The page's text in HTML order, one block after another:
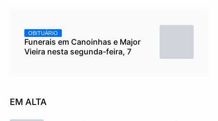
OBITUÁRIO
Funerais em Canoinhas e Major
Vieira nesta segunda-feira, 7
EM ALTA